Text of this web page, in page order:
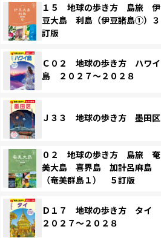
１５ 地球の歩き方 島旅 伊
豆大島 利島（伊豆諸島①）３
訂版
Ｃ０２ 地球の歩き方 ハワイ
島 ２０２７～２０２８
Ｊ３３ 地球の歩き方 墨田区
０２ 地球の歩き方 島旅 奄
美大島 喜界島 加計呂麻島
（奄美群島１） ５訂版
Ｄ１７ 地球の歩き方 タイ
２０２７～２０２８